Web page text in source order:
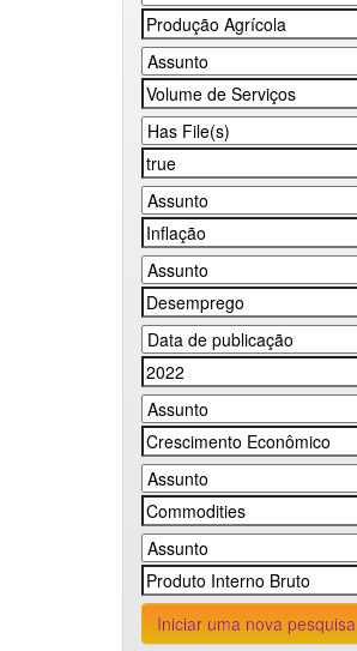
Iniciar uma nova pesquisa